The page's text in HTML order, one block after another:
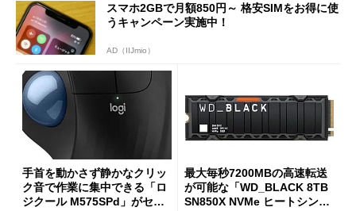
スマホ2GBで月額850円～ 格安SIMをお得に使
うキャンペーン実施中！
AD（IIJmio）
手首を動かさず静かなクリッ
ク音で作業に集中できる「ロ
ジクール M575SPd」がセー
最大毎秒7200MBの高速転送
が可能な「WD_BLACK 8TB
SN850X NVMe ヒートシンク